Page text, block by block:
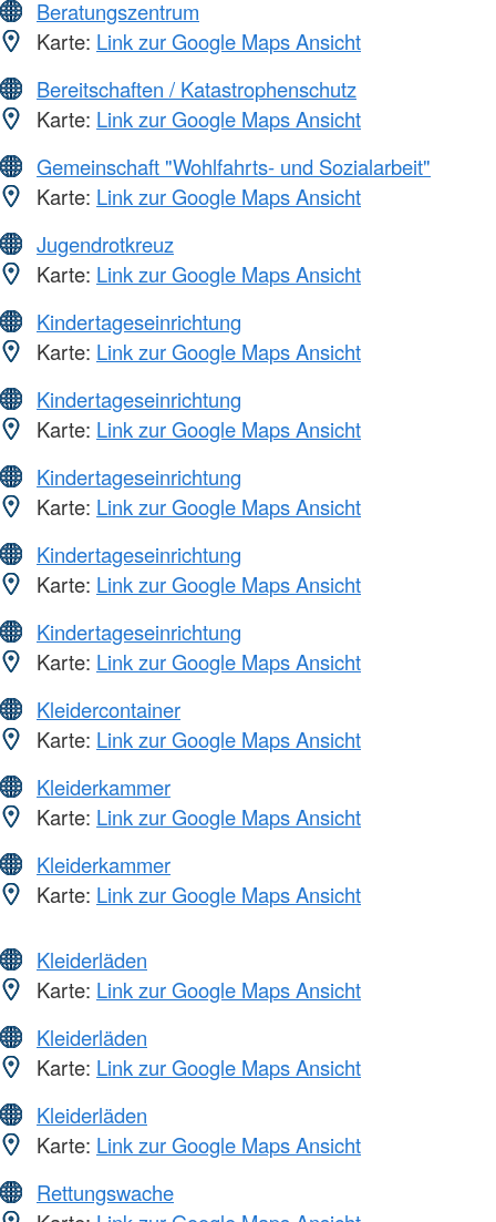
Beratungszentrum
Karte: Link zur Google Maps Ansicht
Bereitschaften / Katastrophenschutz
Karte: Link zur Google Maps Ansicht
Gemeinschaft "Wohlfahrts- und Sozialarbeit"
Karte: Link zur Google Maps Ansicht
Jugendrotkreuz
Karte: Link zur Google Maps Ansicht
Kindertageseinrichtung
Karte: Link zur Google Maps Ansicht
Kindertageseinrichtung
Karte: Link zur Google Maps Ansicht
Kindertageseinrichtung
Karte: Link zur Google Maps Ansicht
Kindertageseinrichtung
Karte: Link zur Google Maps Ansicht
Kindertageseinrichtung
Karte: Link zur Google Maps Ansicht
Kleidercontainer
Karte: Link zur Google Maps Ansicht
Kleiderkammer
Karte: Link zur Google Maps Ansicht
Kleiderkammer
Karte: Link zur Google Maps Ansicht
Kleiderläden
Karte: Link zur Google Maps Ansicht
Kleiderläden
Karte: Link zur Google Maps Ansicht
Kleiderläden
Karte: Link zur Google Maps Ansicht
Rettungswache